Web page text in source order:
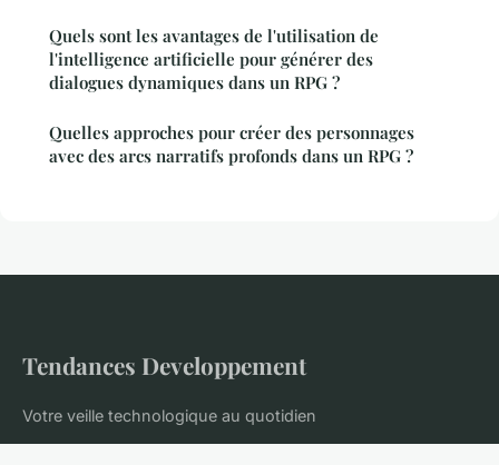
Quels sont les avantages de l'utilisation de
l'intelligence artificielle pour générer des
dialogues dynamiques dans un RPG ?
Quelles approches pour créer des personnages
avec des arcs narratifs profonds dans un RPG ?
Tendances Developpement
Votre veille technologique au quotidien